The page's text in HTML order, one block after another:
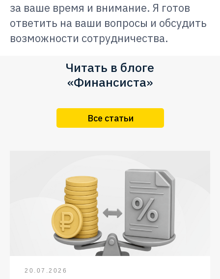
за ваше время и внимание. Я готов
ответить на ваши вопросы и обсудить
возможности сотрудничества.
Все статьи
Читать в блоге
«Финансиста»
20.07.2026